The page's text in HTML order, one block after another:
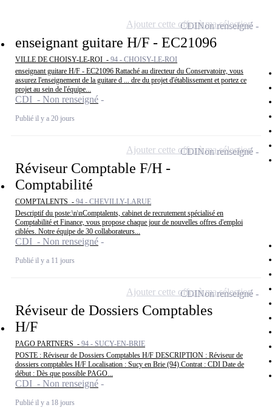
enseignant guitare H/F - EC21096
VILLE DE CHOISY-LE-ROI - 94 - CHOISY-LE-ROI
enseignant guitare H/F - EC21096 Rattaché au directeur du Conservatoire, vous
assurez l'enseignement de la guitare d ... dre du projet d'établissement et portez ce
projet au sein de l'équipe...
CDI - Non renseigné
Publié il y a 20 jours
CDINon renseigné
Ajouter cette offre à ma sélection
Réviseur Comptable F/H -
Comptabilité
COMPTALENTS - 94 - CHEVILLY-LARUE
Descriptif du poste:\n\nComptalents, cabinet de recrutement spécialisé en
Comptabilité et Finance, vous propose chaque jour de nouvelles offres d'emploi
ciblées. Notre équipe de 30 collaborateurs...
CDI - Non renseigné
Publié il y a 11 jours
CDINon renseigné
Ajouter cette offre à ma sélection
Réviseur de Dossiers Comptables
H/F
PAGO PARTNERS - 94 - SUCY-EN-BRIE
POSTE : Réviseur de Dossiers Comptables H/F DESCRIPTION : Réviseur de
dossiers comptables H/F Localisation : Sucy en Brie (94) Contrat : CDI Date de
début : Dès que possible PAGO...
CDI - Non renseigné
Publié il y a 18 jours
CDINon renseigné
Ajouter cette offre à ma sélection